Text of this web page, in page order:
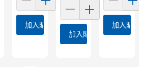
加入購物車
加入購物車
加入購物